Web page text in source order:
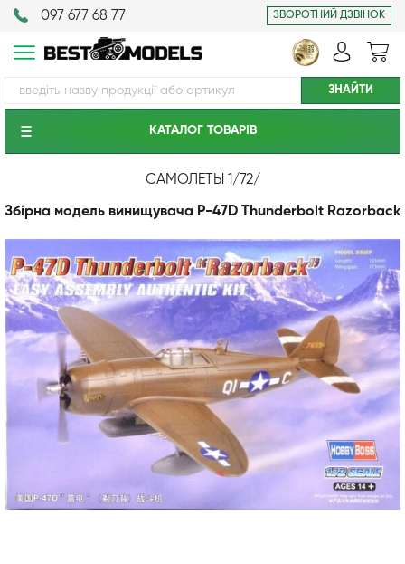
097 677 68 77 ЗВОРОТНИЙ ДЗВІНОК
КАТАЛОГ ТОВАРIВ
САМОЛЕТЫ 1/72/
Збірна модель винищувача P-47D Thunderbolt Razorback